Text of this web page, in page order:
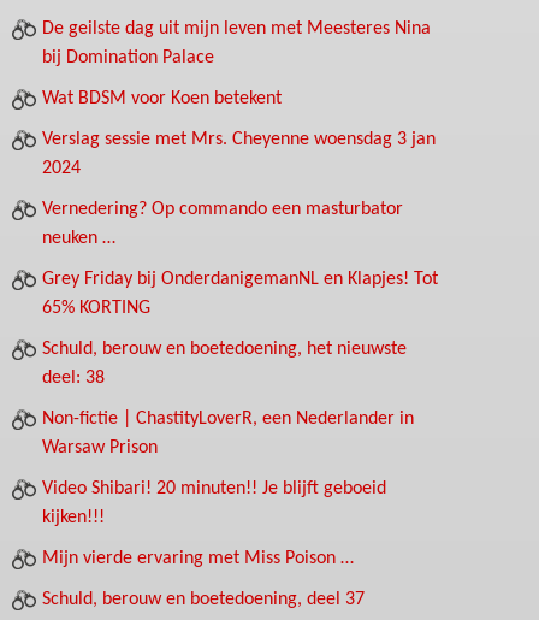
De geilste dag uit mijn leven met Meesteres Nina
bij Domination Palace
Wat BDSM voor Koen betekent
Verslag sessie met Mrs. Cheyenne woensdag 3 jan
2024
Vernedering? Op commando een masturbator
neuken …
Grey Friday bij OnderdanigemanNL en Klapjes! Tot
65% KORTING
Schuld, berouw en boetedoening, het nieuwste
deel: 38
Non-fictie | ChastityLoverR, een Nederlander in
Warsaw Prison
Video Shibari! 20 minuten!! Je blijft geboeid
kijken!!!
Mijn vierde ervaring met Miss Poison …
Schuld, berouw en boetedoening, deel 37